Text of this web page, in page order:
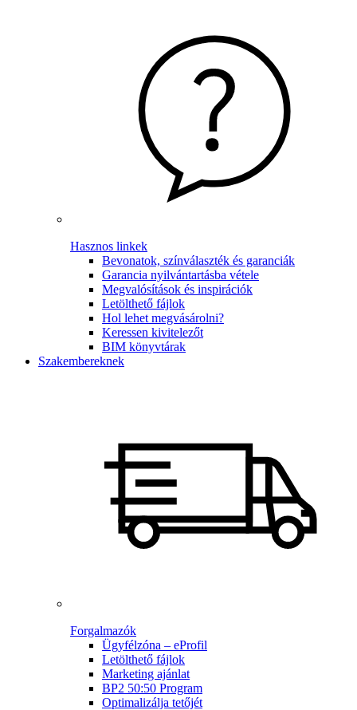
Hasznos linkek
Bevonatok, színválaszték és garanciák
Garancia nyilvántartásba vétele
Megvalósítások és inspirációk
Letölthető fájlok
Hol lehet megvásárolni?
Keressen kivitelezőt
BIM könyvtárak
Szakembereknek
Forgalmazók
Ügyfélzóna – eProfil
Letölthető fájlok
Marketing ajánlat
BP2 50:50 Program
Optimalizálja tetőjét